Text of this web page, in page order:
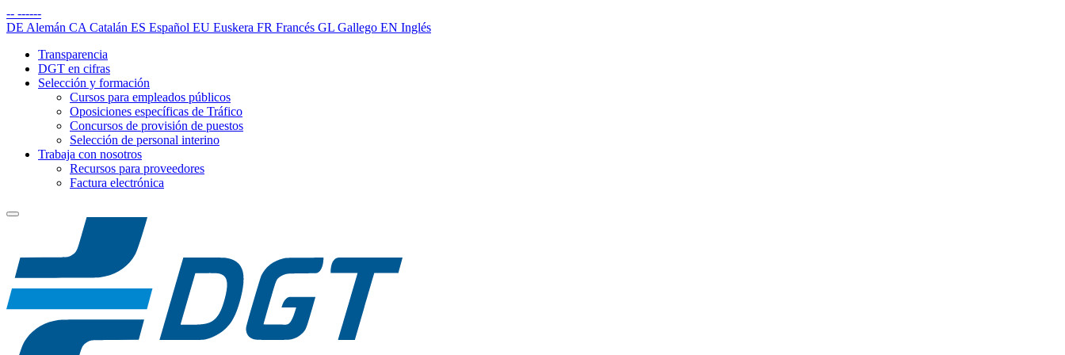
-- ------
DE Alemán CA Catalán ES Español EU Euskera FR Francés GL Gallego EN Inglés
Transparencia
DGT en cifras
Selección y formación
Cursos para empleados públicos
Oposiciones específicas de Tráfico
Concursos de provisión de puestos
Selección de personal interino
Trabaja con nosotros
Recursos para proveedores
Factura electrónica